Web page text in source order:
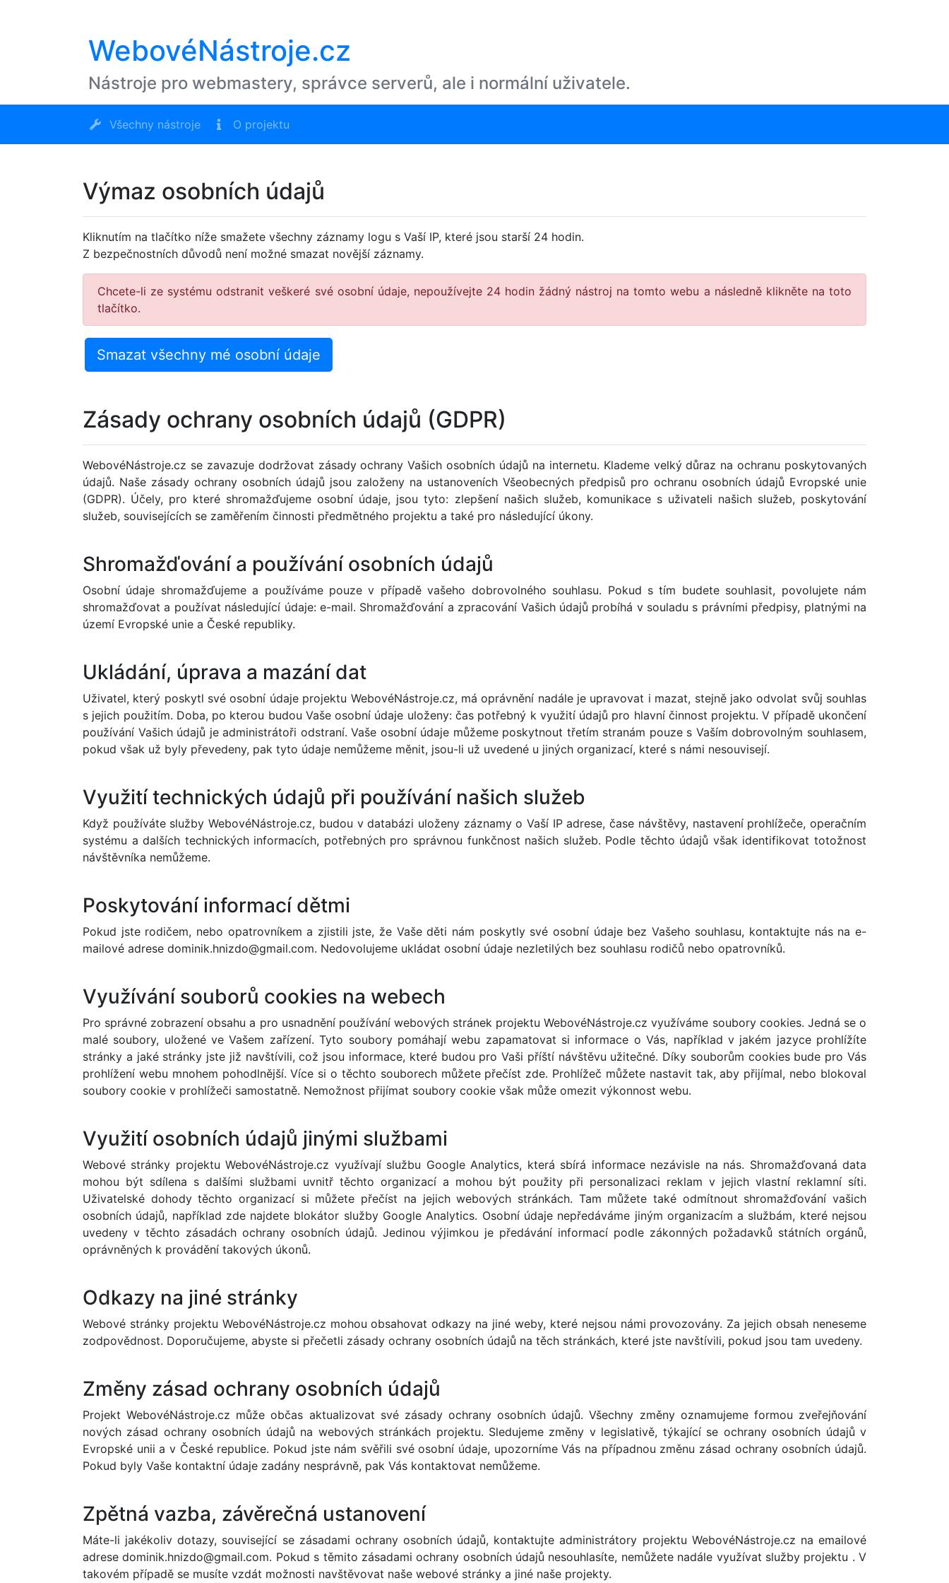
WebovéNástroje.cz
Nástroje pro webmastery, správce serverů, ale i normální uživatele.
Všechny nástroje O projektu
Výmaz osobních údajů
Kliknutím na tlačítko níže smažete všechny záznamy logu s Vaší IP, které jsou starší 24 hodin.
Z bezpečnostních důvodů není možné smazat novější záznamy.
Chcete-li ze systému odstranit veškeré své osobní údaje, nepoužívejte 24 hodin žádný nástroj na tomto webu a následně klikněte na toto
tlačítko.
Zásady ochrany osobních údajů (GDPR)
WebovéNástroje.cz se zavazuje dodržovat zásady ochrany Vašich osobních údajů na internetu. Klademe velký důraz na ochranu poskytovaných
údajů. Naše zásady ochrany osobních údajů jsou založeny na ustanoveních Všeobecných předpisů pro ochranu osobních údajů Evropské unie
(GDPR). Účely, pro které shromažďujeme osobní údaje, jsou tyto: zlepšení našich služeb, komunikace s uživateli našich služeb, poskytování
služeb, souvisejících se zaměřením činnosti předmětného projektu a také pro následující úkony.
Shromažďování a používání osobních údajů
Osobní údaje shromažďujeme a používáme pouze v případě vašeho dobrovolného souhlasu. Pokud s tím budete souhlasit, povolujete nám
shromažďovat a používat následující údaje: e-mail. Shromažďování a zpracování Vašich údajů probíhá v souladu s právními předpisy, platnými na
území Evropské unie a České republiky.
Ukládání, úprava a mazání dat
Uživatel, který poskytl své osobní údaje projektu WebovéNástroje.cz, má oprávnění nadále je upravovat i mazat, stejně jako odvolat svůj souhlas
s jejich použitím. Doba, po kterou budou Vaše osobní údaje uloženy: čas potřebný k využití údajů pro hlavní činnost projektu. V případě ukončení
používání Vašich údajů je administrátoři odstraní. Vaše osobní údaje můžeme poskytnout třetím stranám pouze s Vaším dobrovolným souhlasem,
pokud však už byly převedeny, pak tyto údaje nemůžeme měnit, jsou-li už uvedené u jiných organizací, které s námi nesouvisejí.
Využití technických údajů při používání našich služeb
Když používáte služby WebovéNástroje.cz, budou v databázi uloženy záznamy o Vaší IP adrese, čase návštěvy, nastavení prohlížeče, operačním
systému a dalších technických informacích, potřebných pro správnou funkčnost našich služeb. Podle těchto údajů však identifikovat totožnost
návštěvníka nemůžeme.
Poskytování informací dětmi
Pokud jste rodičem, nebo opatrovníkem a zjistili jste, že Vaše děti nám poskytly své osobní údaje bez Vašeho souhlasu, kontaktujte nás na e-
mailové adrese dominik.hnizdo@gmail.com. Nedovolujeme ukládat osobní údaje nezletilých bez souhlasu rodičů nebo opatrovníků.
Využívání souborů cookies na webech
Pro správné zobrazení obsahu a pro usnadnění používání webových stránek projektu WebovéNástroje.cz využíváme soubory cookies. Jedná se o
malé soubory, uložené ve Vašem zařízení. Tyto soubory pomáhají webu zapamatovat si informace o Vás, například v jakém jazyce prohlížíte
stránky a jaké stránky jste již navštívili, což jsou informace, které budou pro Vaši příští návštěvu užitečné. Díky souborům cookies bude pro Vás
prohlížení webu mnohem pohodlnější. Více si o těchto souborech můžete přečíst zde. Prohlížeč můžete nastavit tak, aby přijímal, nebo blokoval
soubory cookie v prohlížeči samostatně. Nemožnost přijímat soubory cookie však může omezit výkonnost webu.
Využití osobních údajů jinými službami
Webové stránky projektu WebovéNástroje.cz využívají službu Google Analytics, která sbírá informace nezávisle na nás. Shromažďovaná data
mohou být sdílena s dalšími službami uvnitř těchto organizací a mohou být použity při personalizaci reklam v jejich vlastní reklamní síti.
Uživatelské dohody těchto organizací si můžete přečíst na jejich webových stránkách. Tam můžete také odmítnout shromažďování vašich
osobních údajů, například zde najdete blokátor služby Google Analytics. Osobní údaje nepředáváme jiným organizacím a službám, které nejsou
uvedeny v těchto zásadách ochrany osobních údajů. Jedinou výjimkou je předávání informací podle zákonných požadavků státních orgánů,
oprávněných k provádění takových úkonů.
Odkazy na jiné stránky
Webové stránky projektu WebovéNástroje.cz mohou obsahovat odkazy na jiné weby, které nejsou námi provozovány. Za jejich obsah neneseme
zodpovědnost. Doporučujeme, abyste si přečetli zásady ochrany osobních údajů na těch stránkách, které jste navštívili, pokud jsou tam uvedeny.
Změny zásad ochrany osobních údajů
Projekt WebovéNástroje.cz může občas aktualizovat své zásady ochrany osobních údajů. Všechny změny oznamujeme formou zveřejňování
nových zásad ochrany osobních údajů na webových stránkách projektu. Sledujeme změny v legislativě, týkající se ochrany osobních údajů v
Evropské unii a v České republice. Pokud jste nám svěřili své osobní údaje, upozorníme Vás na případnou změnu zásad ochrany osobních údajů.
Pokud byly Vaše kontaktní údaje zadány nesprávně, pak Vás kontaktovat nemůžeme.
Zpětná vazba, závěrečná ustanovení
Máte-li jakékoliv dotazy, související se zásadami ochrany osobních údajů, kontaktujte administrátory projektu WebovéNástroje.cz na emailové
adresedominik.hnizdo@gmail.com. Pokud s těmito zásadami ochrany osobních údajů nesouhlasíte, nemůžete nadále využívat služby projektu . V
takovém případě se musíte vzdát možnosti navštěvovat naše webové stránky a jiné naše projekty.